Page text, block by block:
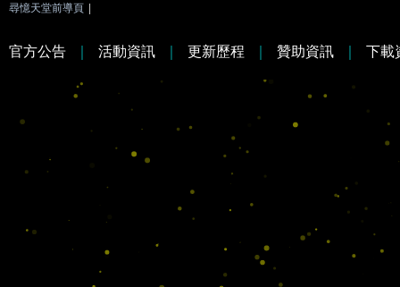
尋憶天堂前導頁